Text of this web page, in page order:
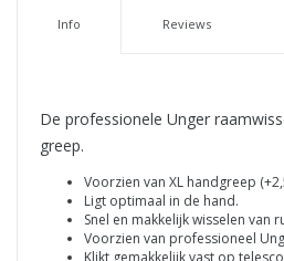
Info Reviews
De professionele Unger
greep.
Voorzien van XL handgreep
Ligt optimaal in de hand.
Snel en makkelijk wisselen van
Voorzien van professioneel
Klikt gemakkelijk vast op